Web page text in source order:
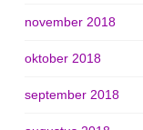
november 2018
oktober 2018
september 2018